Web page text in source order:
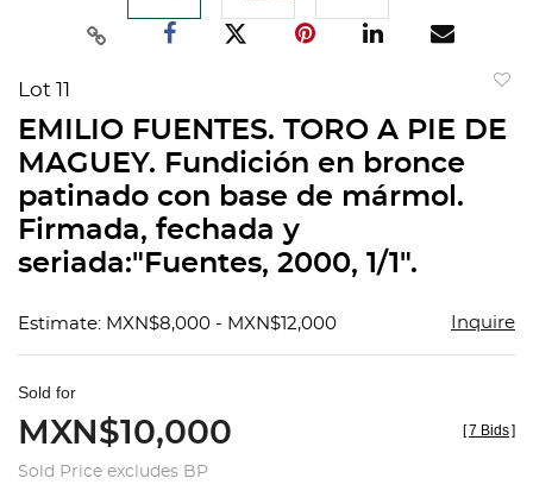
Lot 11
EMILIO FUENTES. TORO A PIE DE
MAGUEY. Fundición en bronce
patinado con base de mármol.
Firmada, fechada y
seriada:"Fuentes, 2000, 1/1".
Estimate: MXN$8,000 - MXN$12,000 Inquire
Sold for
MXN$10,000
Sold Price excludes BP
[7 Bids]